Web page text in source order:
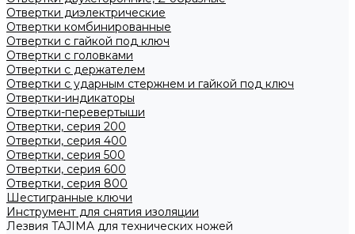
Отвертки диэлектрические
Отвертки комбинированные
Отвертки с гайкой под ключ
Отвертки с головками
Отвертки с держателем
Отвертки с ударным стержнем и гайкой под ключ
Отвертки-индикаторы
Отвертки-перевертыши
Отвертки, серия 200
Отвертки, серия 400
Отвертки, серия 500
Отвертки, серия 600
Отвертки, серия 800
Шестигранные ключи
Инструмент для снятия изоляции
Лезвия TAJIMA для технических ножей